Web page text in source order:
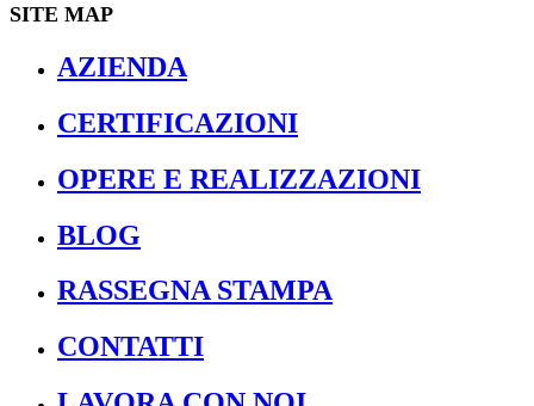
SITE MAP
AZIENDA
CERTIFICAZIONI
OPERE E REALIZZAZIONI
BLOG
RASSEGNA STAMPA
CONTATTI